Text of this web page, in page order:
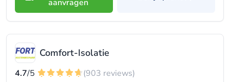
aanvragen
Comfort-Isolatie
4.7/5
(903 reviews)